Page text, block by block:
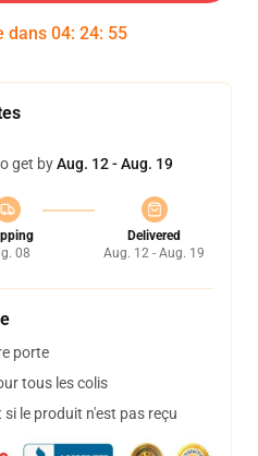
dans 04: 24: 54
get byAug. 12 - Aug. 19
08
Delivered
Aug. 12 - Aug. 19
porte
tous les colis
le produit n'est pas reçu